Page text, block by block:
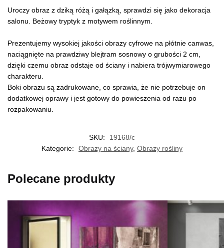
Uroczy obraz z dziką różą i gałązką, sprawdzi się jako dekoracja
salonu. Beżowy tryptyk z motywem roślinnym.
Prezentujemy wysokiej jakości obrazy cyfrowe na płótnie canwas,
naciągnięte na prawdziwy blejtram sosnowy o grubości 2 cm,
dzięki czemu obraz odstaje od ściany i nabiera trójwymiarowego
charakteru.
Boki obrazu są zadrukowane, co sprawia, że nie potrzebuje on
dodatkowej oprawy i jest gotowy do powieszenia od razu po
rozpakowaniu.
SKU:
19168/c
Kategorie:
Obrazy na ściany, Obrazy rośliny
Polecane produkty